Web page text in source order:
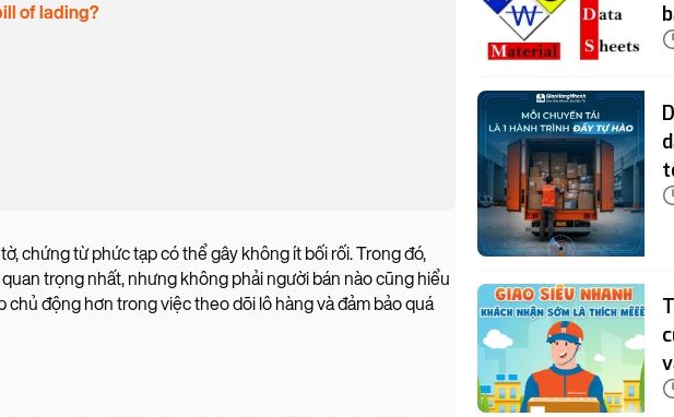
of lading?
chứng từ phức tạp có thể gây không ít bối rối. Trong đó,
trọng nhất, nhưng không phải người bán nào cũng hiểu
chủ động hơn trong việc theo dõi lô hàng và đảm bảo quá